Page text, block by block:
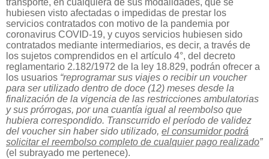
transporte, en cualquiera de sus modalidades, que se
hubiesen visto afectadas o impedidas de prestar los
servicios contratados con motivo de la pandemia por
coronavirus COVID-19, y cuyos servicios hubiesen sido
contratados mediante intermediarios, es decir, a través de
los sujetos comprendidos en el artículo 4°, del decreto
reglamentario 2.182/1972 de la ley 18.829, podrán ofrecer a
los usuarios “reprogramar sus viajes o recibir un voucher
para ser utilizado dentro de doce (12) meses desde la
finalización de la vigencia de las restricciones ambulatorias
y sus prórrogas, por una cuantía igual al reembolso que
hubiera correspondido. Transcurrido el período de validez
del voucher sin haber sido utilizado, el consumidor podrá
solicitar el reembolso completo de cualquier pago realizado”
(el subrayado me pertenece).